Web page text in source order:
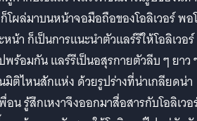
โผล่มาบนหน้าจอมือถือของโอลิเวอร์ พอ
น้า ก็เป็นการแนะนำตัวแลร์รีให้โอลิเวอร์
ร้อมกัน แลร์รีเป็นอสุรกายตัวลีบ ๆ ยาว
มิติไหนสักแห่ง ด้วยรูปร่างที่น่าเกลียดน่า
อน รู้สึกเหงาจึงออกมาสื่อสารกับโอลิเวอ